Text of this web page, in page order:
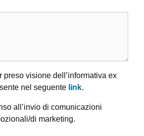
preso visione dell’informativa ex
nel seguente link.
all’invio di comunicazioni
di marketing.